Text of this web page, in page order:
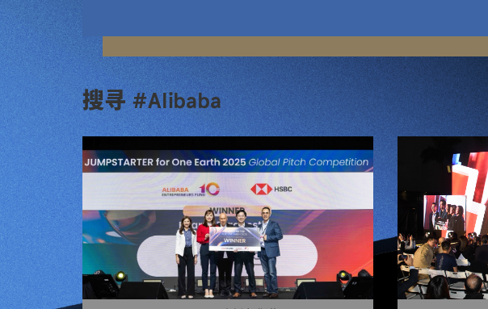
搜寻 #Alibaba